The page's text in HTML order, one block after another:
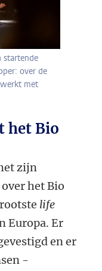
startende
over de
met
het Bio
zijn
het Bio
life
Europa. Er
en er
-